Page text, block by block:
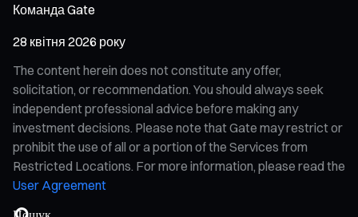
Команда Gate
28 квітня 2026 року
The content herein does not constitute any offer,
solicitation, or recommendation. You should always seek
independent professional advice before making any
investment decisions. Please note that Gate may restrict or
prohibit the use of all or a portion of the Services from
Restricted Locations. For more information, please read the
User Agreement